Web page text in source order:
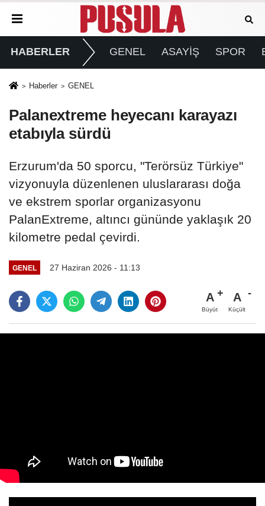
HABERLER GENEL ASAYİŞ SPOR
Haberler GENEL
Palanextreme heyecanı karayazı
etabıyla sürdü
Erzurum'da 50 sporcu, "Terörsüz Türkiye"
vizyonuyla düzenlenen uluslararası doğa
ve ekstrem sporlar organizasyonu
PalanExtreme, altıncı gününde yaklaşık 20
kilometre pedal çevirdi.
GENEL 27 Haziran 2026 - 11:13
A
Büyüt
A
Küçült